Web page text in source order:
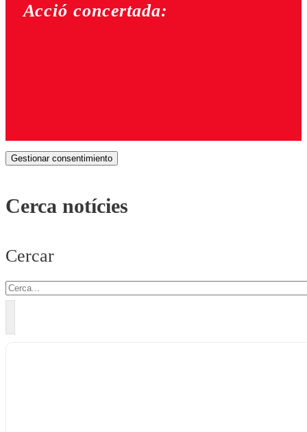
Acció concertada:
Gestionar consentimiento
Cerca notícies
Cercar